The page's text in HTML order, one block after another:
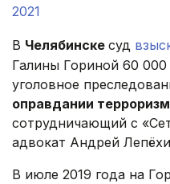
2021
В Челябинске суд
Галины Гориной 60 000
уголовное
оправдании
сотрудничающий с
адвокат Андрей
В июле 2019 года на